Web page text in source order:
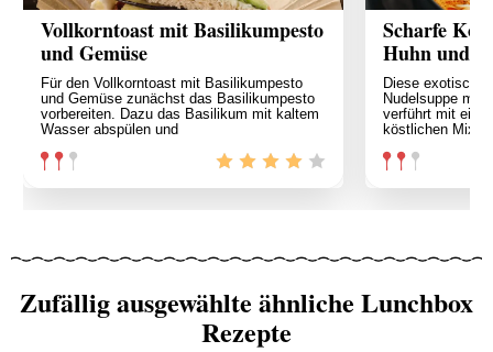
Vollkorntoast mit Basilikumpesto
und Gemüse
Für den Vollkorntoast mit Basilikumpesto
und Gemüse zunächst das Basilikumpesto
vorbereiten. Dazu das Basilikum mit kaltem
Was­ser abspülen und
Scharfe
Huhn und
Diese exotische
Nudelsuppe mit
verführt mit
köstlichen Mix
Zufällig ausgewählte ähnliche Lunchbox
Rezepte